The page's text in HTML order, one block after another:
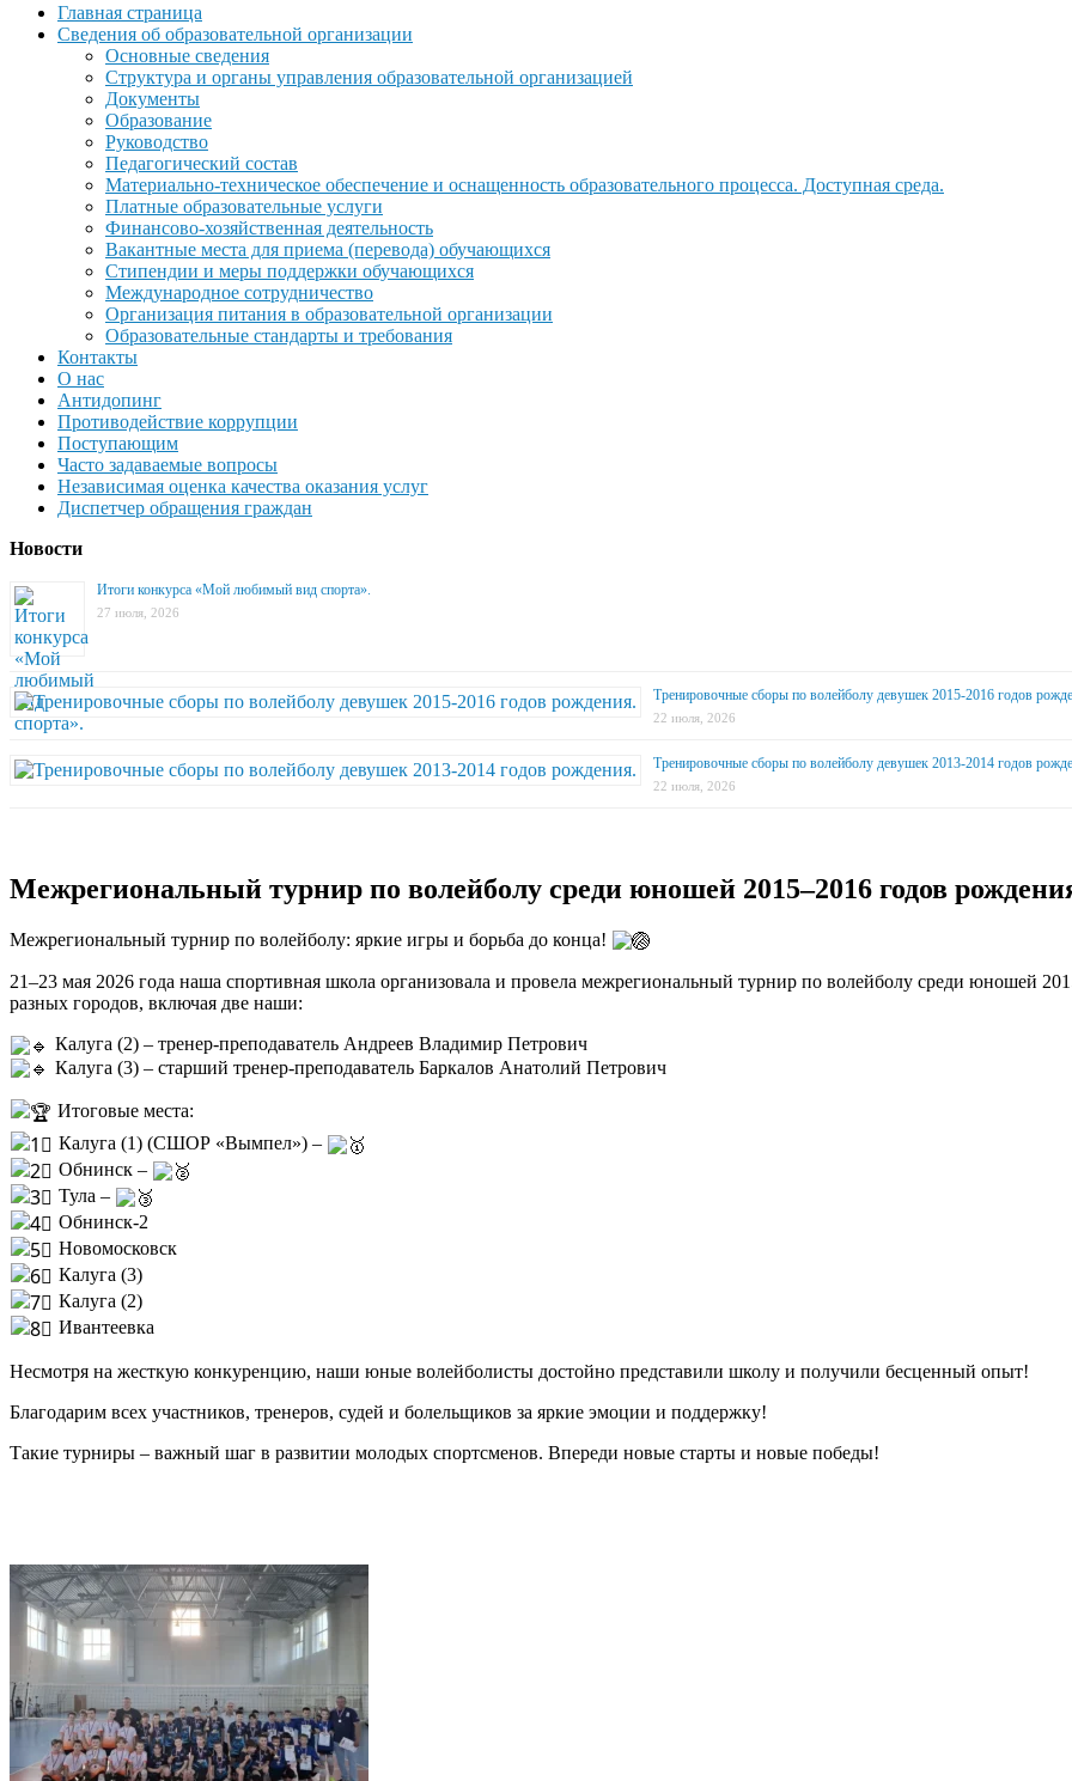
Главная страница
Сведения об образовательной организации
Основные сведения
Структура и органы управления образовательной организацией
Документы
Образование
Руководство
Педагогический состав
Материально-техническое обеспечение и оснащенность образовательного процесса. Доступная среда.
Платные образовательные услуги
Финансово-хозяйственная деятельность
Вакантные места для приема (перевода) обучающихся
Стипендии и меры поддержки обучающихся
Международное сотрудничество
Организация питания в образовательной организации
Образовательные стандарты и требования
Контакты
О нас
Антидопинг
Противодействие коррупции
Поступающим
Часто задаваемые вопросы
Независимая оценка качества оказания услуг
Диспетчер обращения граждан
Новости
Итоги конкурса «Мой любимый вид спорта».
27 июля, 2026
Тренировочные сборы по волейболу девушек 2015-2016 годов
22 июля, 2026
Тренировочные сборы по волейболу девушек 2013-2014 годов
22 июля, 2026
Межрегиональный турнир по волейболу среди юношей 2015–2016 годов
Межрегиональный турнир по волейболу: яркие игры и борьба до конца!
21–23 мая 2026 года наша спортивная школа организовала и провела межрегиональный турнир по волейболу среди юношей
разных городов, включая две наши:
Калуга (2) – тренер-преподаватель Андреев Владимир Петрович
Калуга (3) – старший тренер-преподаватель Баркалов Анатолий Петрович
Итоговые места:
Калуга (1) (СШОР «Вымпел») –
Обнинск –
Тула –
Обнинск-2
Новомосковск
Калуга (3)
Калуга (2)
Ивантеевка
Несмотря на жесткую конкуренцию, наши юные волейболисты достойно представили школу и получили бесценный опыт!
Благодарим всех участников, тренеров, судей и болельщиков за яркие эмоции и поддержку!
Такие турниры – важный шаг в развитии молодых спортсменов. Впереди новые старты и новые победы!